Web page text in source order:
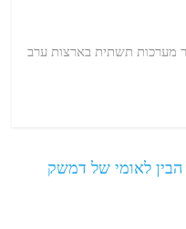
מערכות תשתית בארצות ערב
לאומי של דמשק